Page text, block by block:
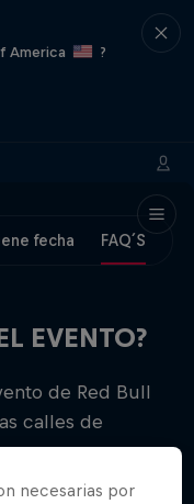
America
?
fecha FAQ´S
EVENTO?
de Red Bull
calles de
necesarias por